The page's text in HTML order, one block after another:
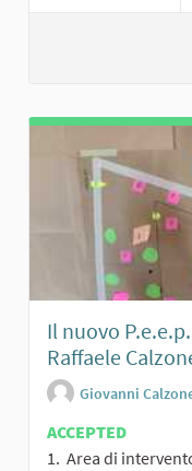
Il nuovo
Raffaele
Giovanni
ACCEPTED
1. Area di